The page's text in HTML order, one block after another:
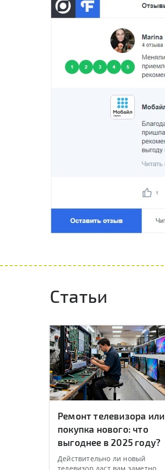
Статьи
Ремонт телевизора или
покупка нового: что
выгоднее в 2025 году?
Действительно ли новый